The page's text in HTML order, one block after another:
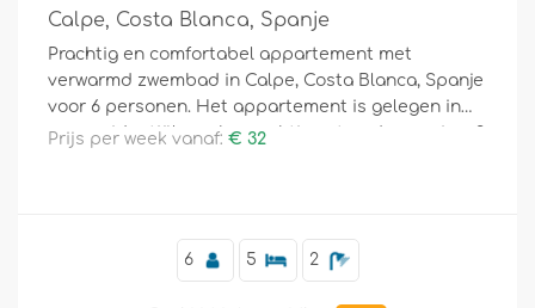
Uitzichten
Aanvullend
Calpe, Costa Blanca, Spanje
Prachtig en comfortabel appartement met
verwarmd zwembad in Calpe, Costa Blanca, Spanje
voor 6 personen. Het appartement is gelegen in
een residentiële en bergachtige strandomgeving, 3
Prijs per week vanaf: € 32
6 5 2